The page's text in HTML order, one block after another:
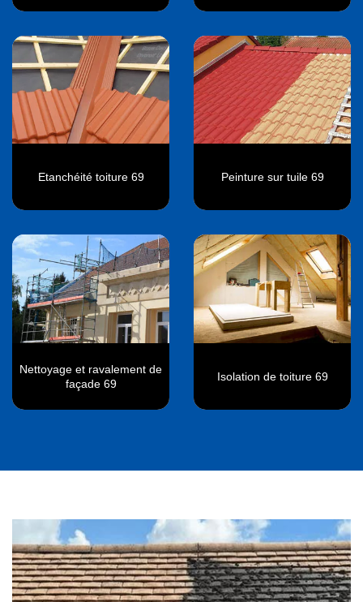
Etanchéité toiture 69 Peinture sur tuile 69
Nettoyage et ravalement de
façade 69
Isolation de toiture 69